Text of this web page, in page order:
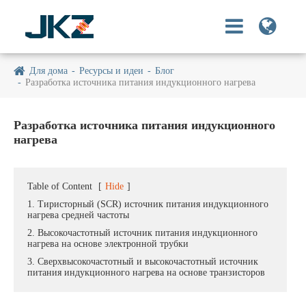
Для дома Ресурсы и идеи
Блог
Разработка источника питания индукционного нагрева
Разработка источника питания индукционного
нагрева
Table of Content [ Hide ]
1. Тиристорный (SCR) источник питания индукционного
нагрева средней частоты
2. Высокочастотный источник питания индукционного
нагрева на основе электронной трубки
3. Сверхвысокочастотный и высокочастотный источник
питания индукционного нагрева на основе транзисторов